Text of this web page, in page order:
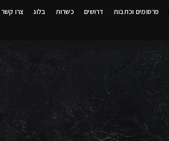
פרסומים וכתבות דרושים כשרות בלוג צרו קשר